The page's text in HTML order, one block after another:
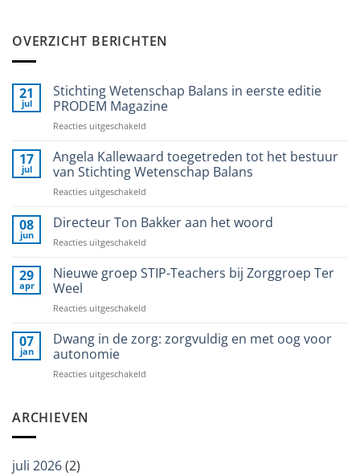
OVERZICHT BERICHTEN
21
jul
Stichting Wetenschap Balans in eerste editie
PRODEM Magazine
Reacties uitgeschakeld
Wetenschap
Balans
in
PRODEM
17
jul
Angela Kallewaard toegetreden tot het bestuur
van Stichting Wetenschap Balans
Reacties uitgeschakeld
Kallewaard
toegetreden
bestuur
08
jun
Directeur Ton Bakker aan het woord
Reacties uitgeschakeld
Ton
Bakker
29
apr
Nieuwe groep STIP-Teachers bij Zorggroep Ter
Weel
Reacties uitgeschakeld
groep
STIP-
07
jan
Dwang in de zorg: zorgvuldig en met oog voor
autonomie
Reacties uitgeschakeld
ARCHIEVEN
juli 2026(2)